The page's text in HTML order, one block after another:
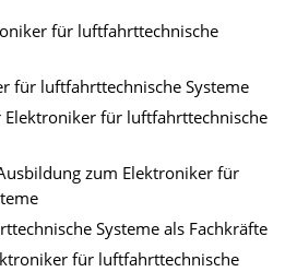
für luftfahrttechnische
für luftfahrttechnische Systeme
für luftfahrttechnische
zum Elektroniker für
Systeme als Fachkräfte
für luftfahrttechnische